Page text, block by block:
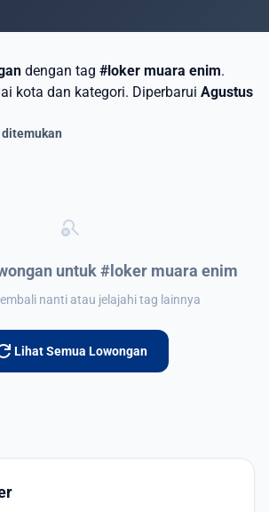
dengan tag #loker muara enim.
kota dan kategori. Diperbarui Agustus
search_off
untuk #loker muara enim
nanti atau jelajahi tag lainnya
Lihat Semua Lowongan